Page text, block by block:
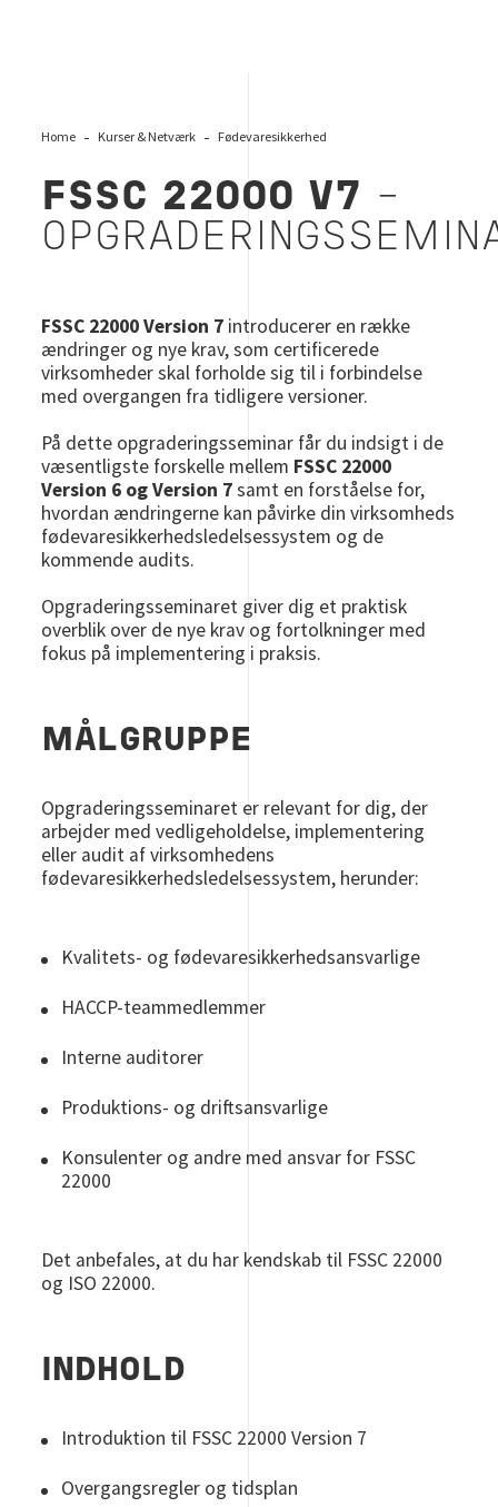
Home Kurser & Netværk Fødevaresikkerhed
FSSC 22000 V7 –
FSSC 22000 Version 7 introducerer en række
ændringer og nye krav, som certificerede
virksomheder skal forholde sig til i forbindelse
med overgangen fra tidligere versioner.
På dette opgraderingsseminar får du indsigt i de
væsentligste forskelle mellem FSSC 22000
Version 6 og Version 7samt en forståelse for,
hvordan ændringerne kan påvirke din virksomheds
fødevaresikkerhedsledelsessystem og de
kommende audits.
Opgraderingsseminaret giver dig et praktisk
overblik over de nye krav og fortolkninger med
fokus på implementering i praksis.
MÅLGRUPPE
Opgraderingsseminaret er relevant for dig, der
arbejder med vedligeholdelse, implementering
eller audit af virksomhedens
fødevaresikkerhedsledelsessystem, herunder:
Kvalitets- og fødevaresikkerhedsansvarlige
HACCP-teammedlemmer
Interne auditorer
Produktions- og driftsansvarlige
Konsulenter og andre med ansvar for FSSC
22000
Det anbefales, at du har kendskab til FSSC 22000
og ISO 22000.
INDHOLD
Introduktion til FSSC 22000 Version 7
Overgangsregler og tidsplan